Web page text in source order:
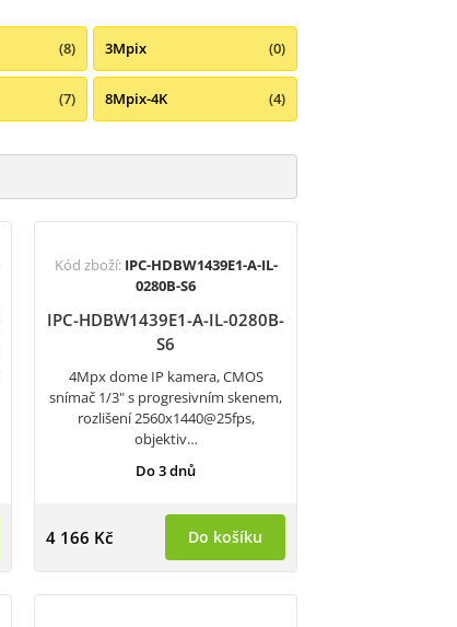
(8) 3Mpix (0)
(7) 8Mpix-4K (4)
Kód zboží: IPC-HDBW1439E1-A-IL-
0280B-S6
IPC-HDBW1439E1-A-IL-0280B-
S6
4Mpx dome IP kamera, CMOS
snímač 1/3" s progresivním skenem,
rozlišení 2560x1440@25fps,
objektiv…
Do 3 dnů
4 166 Kč Do košíku